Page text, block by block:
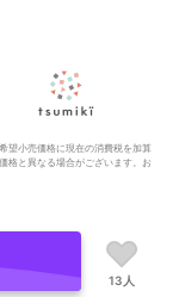
望小売価格に現在の消費税を加算
格と異なる場合がございます。お
Ltd
13人